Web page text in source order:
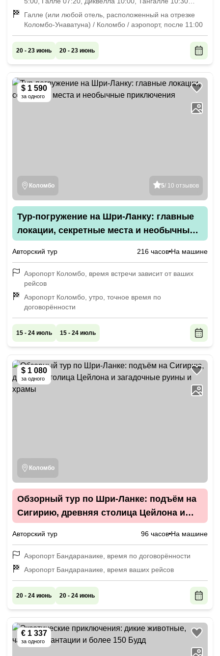
(время приблизительное)
Галле (или любой отель, расположенный на отрезке
Коломбо-Унаватуна) / Коломбо / аэропорт, после 11:00
20 - 23 июнь 20 - 23 июнь
$ 1 590
за одного
5/ 10 отзывов
Коломбо
Тур-погружение на Шри-Ланку: главные
локации, секретные места и необычные
Авторский тур 216 часов На машине
Аэропорт Коломбо, время встречи зависит от ваших
рейсов
Аэропорт Коломбо, утро, точное время по
договорённости
15 - 24 июль 15 - 24 июль
$ 1 080
за одного
Коломбо
Обзорный тур по Шри-Ланке: подъём на
Сигирию, древняя столица Цейлона и
Авторский тур 96 часов На машине
Аэропорт Бандаранаике, время по договорённости
Аэропорт Бандаранаике, время ваших рейсов
20 - 24 июнь 20 - 24 июнь
€ 1 337
за одного